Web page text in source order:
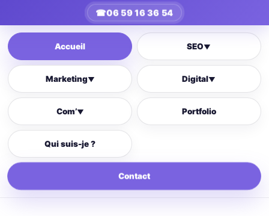
☎06 59 16 36 54
Accueil SEO▼
Marketing▼ Digital▼
Com’▼ Portfolio
Qui suis-je ?
Contact